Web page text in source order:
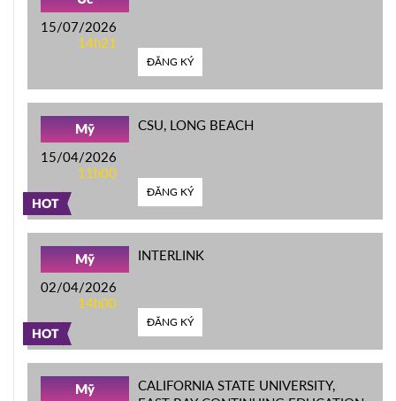
15/07/2026
14h21
ĐĂNG KÝ
HOT
Mỹ
15/04/2026
11h00
CSU, LONG BEACH
ĐĂNG KÝ
HOT
Mỹ
02/04/2026
14h00
INTERLINK
ĐĂNG KÝ
Mỹ
CALIFORNIA STATE UNIVERSITY,